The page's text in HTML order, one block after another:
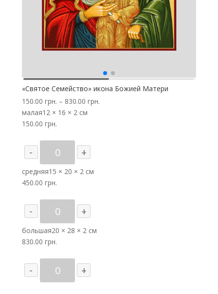
«Святое Семейство» икона Божией Матери
150.00 грн. – 830.00 грн.
малая12 × 16 × 2 см
150.00 грн.
-
Количество
товара
"Святое
Семейство"
икона
Божией
Матери
+
средняя15 × 20 × 2 см
450.00 грн.
-
Количество
товара
"Святое
Семейство"
икона
Божией
Матери
+
большая20 × 28 × 2 см
830.00 грн.
-
Количество
товара
+